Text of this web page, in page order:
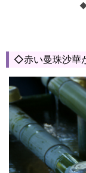
◆
◇赤い曼珠沙華